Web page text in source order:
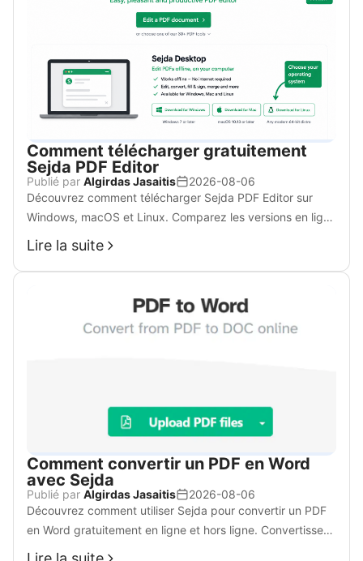
Comment télécharger gratuitement
Sejda PDF Editor
Publié par Algirdas Jasaitis
2026-08-06
Découvrez comment télécharger Sejda PDF Editor sur
Windows, macOS et Linux. Comparez les versions en ligne
et bureau, les limites gratuites et découvrez WPS Office,
une alternative plus puissante.
Lire la suite
Comment convertir un PDF en Word
avec Sejda
Publié par Algirdas Jasaitis
2026-08-06
Découvrez comment utiliser Sejda pour convertir un PDF
en Word gratuitement en ligne et hors ligne. Convertissez
avec Sejda Web ou Desktop sur Windows, consultez les